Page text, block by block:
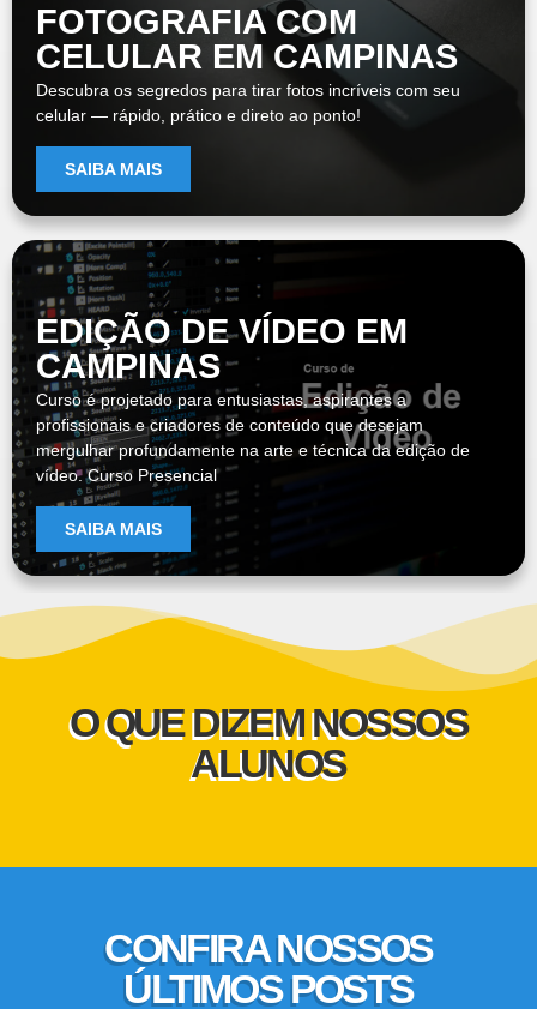
FOTOGRAFIA COM
CELULAR EM CAMPINAS
Descubra os segredos para tirar fotos incríveis com seu
celular — rápido, prático e direto ao ponto!
SAIBA MAIS
EDIÇÃO DE VÍDEO EM
CAMPINAS
Curso é projetado para entusiastas, aspirantes a
profissionais e criadores de conteúdo que desejam
mergulhar profundamente na arte e técnica da edição de
vídeo. Curso Presencial
SAIBA MAIS
O QUE DIZEM NOSSOS
ALUNOS
CONFIRA NOSSOS
ÚLTIMOS POSTS